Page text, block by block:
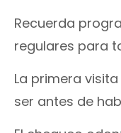
Recuerda
regulares para
La primera
ser antes de